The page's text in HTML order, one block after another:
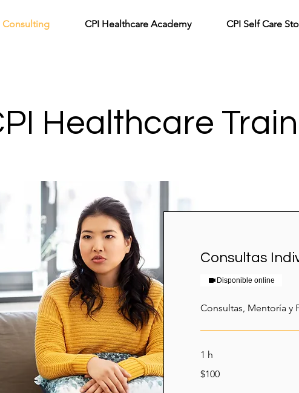
Consulting CPI Healthcare Academy CPI Self Care
Healthcare
Consultas
Disponible online
Consultas, Mentoría y
1 h
dólares
$100